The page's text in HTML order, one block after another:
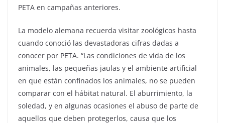
PETA en campañas anteriores.
La modelo alemana recuerda visitar zoológicos hasta
cuando conoció las devastadoras cifras dadas a
conocer por PETA. “Las condiciones de vida de los
animales, las pequeñas jaulas y el ambiente artificial
en que están confinados los animales, no se pueden
comparar con el hábitat natural. El aburrimiento, la
soledad, y en algunas ocasiones el abuso de parte de
aquellos que deben protegerlos, causa que los